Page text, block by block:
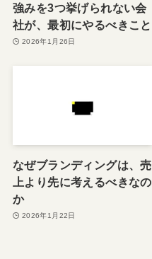
強みを3つ挙げられない会
社が、最初にやるべきこと
2026年1月26日
なぜブランディングは、売
上より先に考えるべきなの
か
2026年1月22日